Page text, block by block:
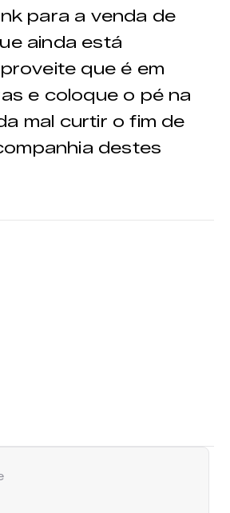
para a venda de
ainda está
que é em
e coloque o pé na
mal curtir o fim de
destes